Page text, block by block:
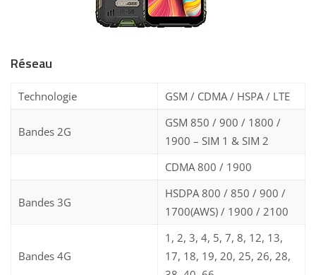
Réseau
Technologie GSM / CDMA / HSPA / LTE
Bandes 2G
GSM 850 / 900 / 1800 /
1900 – SIM 1 & SIM 2
CDMA 800 / 1900
Bandes 3G
HSDPA 800 / 850 / 900 /
1700(AWS) / 1900 / 2100
Bandes 4G
1, 2, 3, 4, 5, 7, 8, 12, 13,
17, 18, 19, 20, 25, 26, 28,